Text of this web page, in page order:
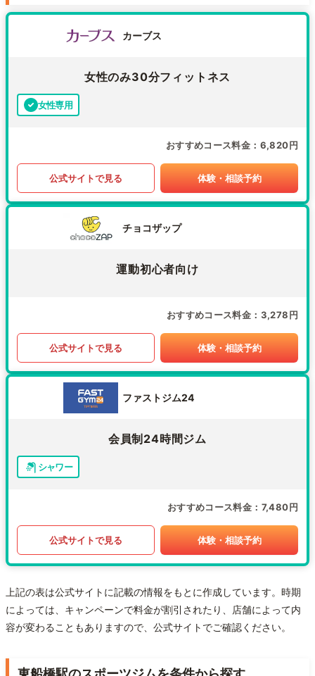
カーブス
女性のみ30分フィットネス
女性専用
おすすめコース料金 6,820円
公式サイトで見る 体験・相談予約
チョコザップ
運動初心者向け
おすすめコース料金 3,278円
公式サイトで見る 体験・相談予約
ファストジム24
会員制24時間ジム
シャワー
おすすめコース料金 7,480円
公式サイトで見る 体験・相談予約
上記の表は公式サイトに記載の情報をもとに作成しています。時期
によっては、キャンペーンで料金が割引されたり、店舗によって内
容が変わることもありますので、公式サイトでご確認ください。